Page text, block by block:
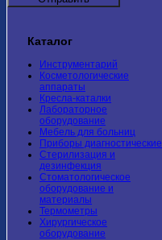
Каталог
Инструментарий
Косметологические
аппараты
Кресла-каталки
Лабораторное
оборудование
Мебель для больниц
Приборы диагностические
Стерилизация и
дезинфекция
Стоматологическое
оборудование и
материалы
Термометры
Хирургическое
оборудование